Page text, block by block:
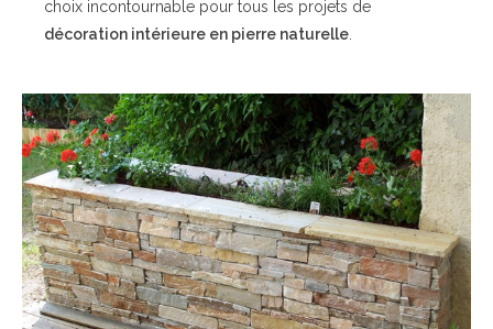
choix incontournable pour tous les projets de
décoration intérieure en pierre naturelle